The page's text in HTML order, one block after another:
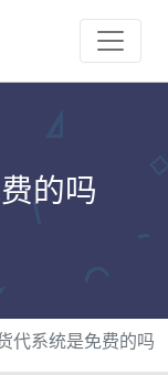
的吗
代系统是免费的吗